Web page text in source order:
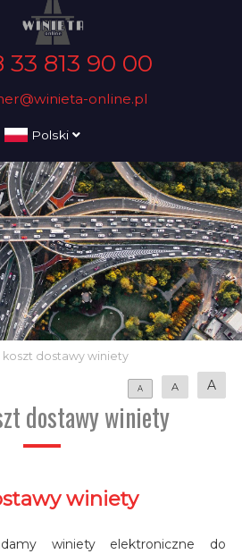
33 813 90 00
online.pl
Polski
koszt dostawy winiety
A A A
dostawy winiety
winiety
winiety elektroniczne do